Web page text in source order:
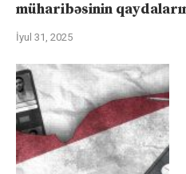
müharibəsinin
İyul 31, 2025